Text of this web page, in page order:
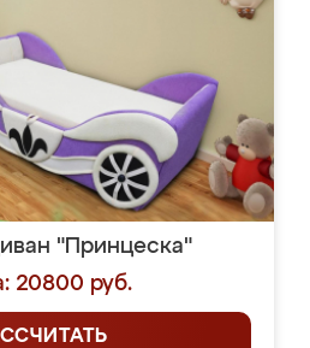
"Принцеска"
20800 руб.